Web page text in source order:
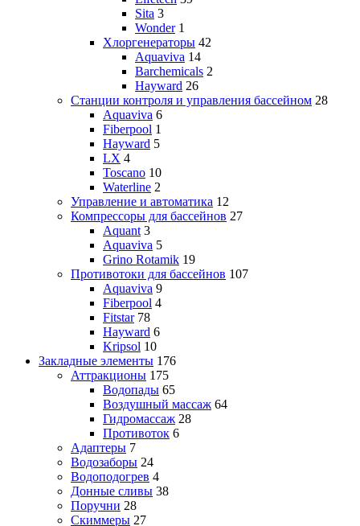
Sita 3
Wonder 1
Хлоргенераторы 42
Aquaviva 14
Barchemicals 2
Hayward 26
Станции контроля и управления бассейном 28
Aquaviva 6
Fiberpool 1
Hayward 5
LX 4
Toscano 10
Waterline 2
Управление и автоматика 12
Компрессоры для бассейнов 27
Aquant 3
Aquaviva 5
Grino Rotamik 19
Противотоки для бассейнов 107
Aquaviva 9
Fiberpool 4
Fitstar 78
Hayward 6
Kripsol 10
Закладные элементы 176
Аттракционы 175
Водопады 65
Воздушный массаж 64
Гидромассаж 28
Противоток 6
Адаптеры 7
Водозаборы 24
Водоподогрев 4
Донные сливы 38
Поручни 28
Скиммеры 27